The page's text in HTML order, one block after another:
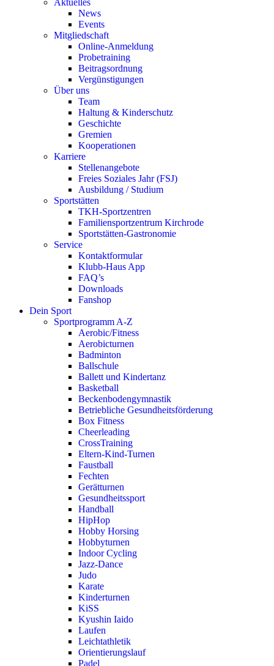
Aktuelles
News
Events
Mitgliedschaft
Online-Anmeldung
Probetraining
Beitragsordnung
Vergünstigungen
Über uns
Team
Haltung & Kinderschutz
Geschichte
Gremien
Kooperationen
Karriere
Stellenangebote
Freies Soziales Jahr (FSJ)
Ausbildung / Studium
Sportstätten
TKH-Sportzentren
Familiensportzentrum Kirchrode
Sportstätten-Gastronomie
Service
Kontaktformular
Klubb-Haus App
FAQ’s
Downloads
Fanshop
Dein Sport
Sportprogramm A-Z
Aerobic/Fitness
Aerobicturnen
Badminton
Ballschule
Ballett und Kindertanz
Basketball
Beckenbodengymnastik
Betriebliche Gesundheitsförderung
Box Fitness
Cheerleading
CrossTraining
Eltern-Kind-Turnen
Faustball
Fechten
Gerätturnen
Gesundheitssport
Handball
HipHop
Hobby Horsing
Hobbyturnen
Indoor Cycling
Jazz-Dance
Judo
Karate
Kinderturnen
KiSS
Kyushin Iaido
Laufen
Leichtathletik
Orientierungslauf
Padel